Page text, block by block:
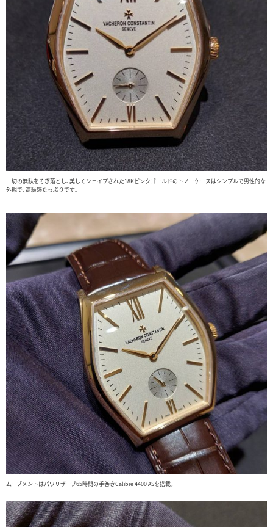
一切の無駄をそぎ落とし、美しくシェイプされた18Kピンクゴールドのトノーケースはシンプルで男性的な
外観で、高級感たっぷりです。
ムーブメントはパワリザーブ65時間の手巻きCalibre 4400 ASを搭載。